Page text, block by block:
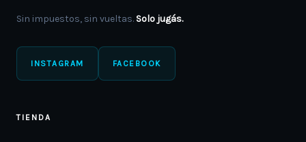
Sin impuestos, sin vueltas. Solo jugás.
INSTAGRAM FACEBOOK
TIENDA